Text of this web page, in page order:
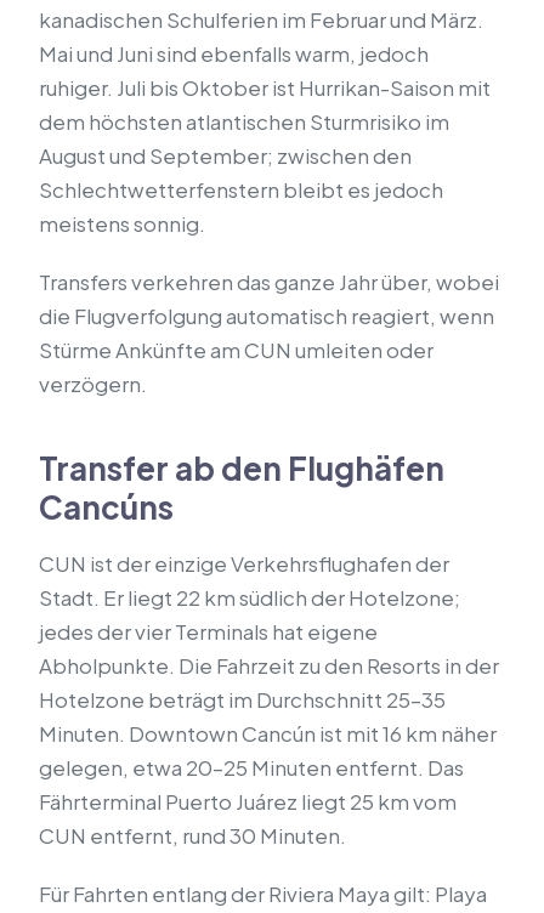
kanadischen Schulferien im Februar und März.
Mai und Juni sind ebenfalls warm, jedoch
ruhiger. Juli bis Oktober ist Hurrikan-Saison mit
dem höchsten atlantischen Sturmrisiko im
August und September; zwischen den
Schlechtwetterfenstern bleibt es jedoch
meistens sonnig.
Transfers verkehren das ganze Jahr über, wobei
die Flugverfolgung automatisch reagiert, wenn
Stürme Ankünfte am CUN umleiten oder
verzögern.
Transfer ab den Flughäfen
Cancúns
CUN ist der einzige Verkehrsflughafen der
Stadt. Er liegt 22 km südlich der Hotelzone;
jedes der vier Terminals hat eigene
Abholpunkte. Die Fahrzeit zu den Resorts in der
Hotelzone beträgt im Durchschnitt 25–35
Minuten. Downtown Cancún ist mit 16 km näher
gelegen, etwa 20–25 Minuten entfernt. Das
Fährterminal Puerto Juárez liegt 25 km vom
CUN entfernt, rund 30 Minuten.
Für Fahrten entlang der Riviera Maya gilt: Playa